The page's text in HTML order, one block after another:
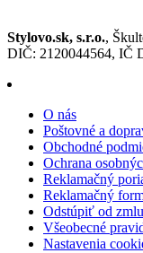
Stylovo.sk, s.r.o.,
DIČ: 2120044564, IČ
O nás
Poštovné a
Obchodné
Ochrana
Reklamačný
Reklamačný
Odstúpiť od
Všeobecné
Nastavenia